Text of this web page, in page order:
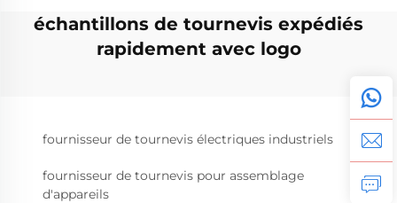
échantillons de tournevis expédiés
rapidement avec logo
fournisseur de tournevis électriques industriels
fournisseur de tournevis pour assemblage
d'appareils